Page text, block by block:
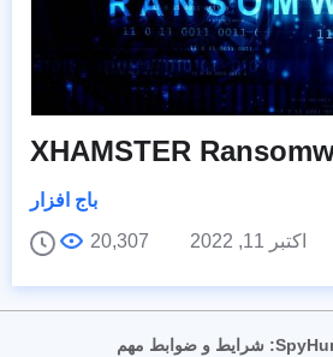
XHAMSTER
باج افزار
اکتبر 11, 2022
20,307